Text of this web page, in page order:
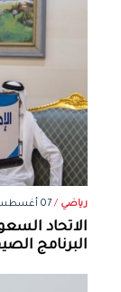
رياضي /07 أغسطس 2026
الاتحاد
البرنامج